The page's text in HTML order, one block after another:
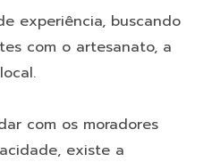
experiência, buscando
com o artesanato, a
com os moradores
existe a